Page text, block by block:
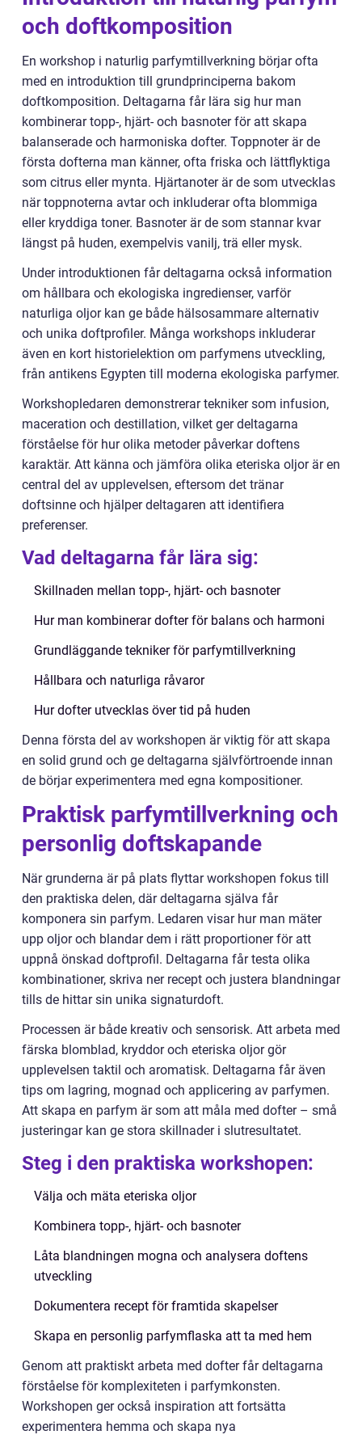
och doftkomposition
En workshop i naturlig parfymtillverkning börjar ofta
med en introduktion till grundprinciperna bakom
doftkomposition. Deltagarna får lära sig hur man
kombinerar topp-, hjärt- och basnoter för att skapa
balanserade och harmoniska dofter. Toppnoter är de
första dofterna man känner, ofta friska och lättflyktiga
som citrus eller mynta. Hjärtanoter är de som utvecklas
när toppnoterna avtar och inkluderar ofta blommiga
eller kryddiga toner. Basnoter är de som stannar kvar
längst på huden, exempelvis vanilj, trä eller mysk.
Under introduktionen får deltagarna också information
om hållbara och ekologiska ingredienser, varför
naturliga oljor kan ge både hälsosammare alternativ
och unika doftprofiler. Många workshops inkluderar
även en kort historielektion om parfymens utveckling,
från antikens Egypten till moderna ekologiska parfymer.
Workshopledaren demonstrerar tekniker som infusion,
maceration och destillation, vilket ger deltagarna
förståelse för hur olika metoder påverkar doftens
karaktär. Att känna och jämföra olika eteriska oljor är en
central del av upplevelsen, eftersom det tränar
doftsinne och hjälper deltagaren att identifiera
preferenser.
Vad deltagarna får lära sig:
Skillnaden mellan topp-, hjärt- och basnoter
Hur man kombinerar dofter för balans och harmoni
Grundläggande tekniker för parfymtillverkning
Hållbara och naturliga råvaror
Hur dofter utvecklas över tid på huden
Denna första del av workshopen är viktig för att skapa
en solid grund och ge deltagarna självförtroende innan
de börjar experimentera med egna kompositioner.
Praktisk parfymtillverkning och
personlig doftskapande
När grunderna är på plats flyttar workshopen fokus till
den praktiska delen, där deltagarna själva får
komponera sin parfym. Ledaren visar hur man mäter
upp oljor och blandar dem i rätt proportioner för att
uppnå önskad doftprofil. Deltagarna får testa olika
kombinationer, skriva ner recept och justera blandningar
tills de hittar sin unika signaturdoft.
Processen är både kreativ och sensorisk. Att arbeta med
färska blomblad, kryddor och eteriska oljor gör
upplevelsen taktil och aromatisk. Deltagarna får även
tips om lagring, mognad och applicering av parfymen.
Att skapa en parfym är som att måla med dofter – små
justeringar kan ge stora skillnader i slutresultatet.
Steg i den praktiska workshopen:
Välja och mäta eteriska oljor
Kombinera topp-, hjärt- och basnoter
Låta blandningen mogna och analysera doftens
utveckling
Dokumentera recept för framtida skapelser
Skapa en personlig parfymflaska att ta med hem
Genom att praktiskt arbeta med dofter får deltagarna
förståelse för komplexiteten i parfymkonsten.
Workshopen ger också inspiration att fortsätta
experimentera hemma och skapa nya